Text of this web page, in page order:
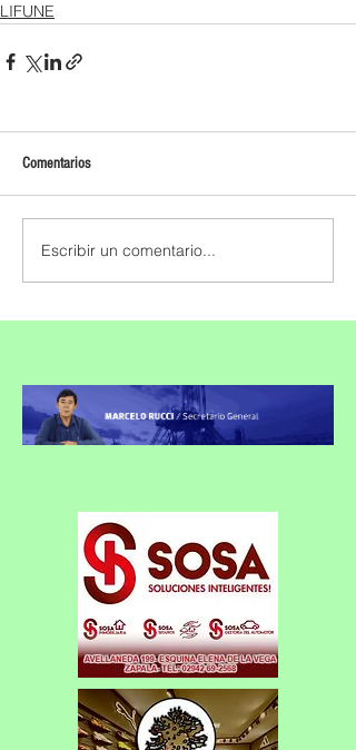
LIFUNE
Comentarios
Escribir un comentario...